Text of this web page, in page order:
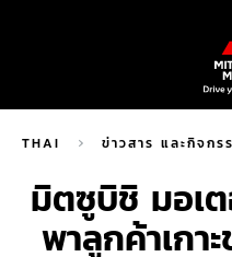
THAI ข่าวสาร และกิจกร
มิตซูบิชิ มอเต
พาลูกค้าเกา